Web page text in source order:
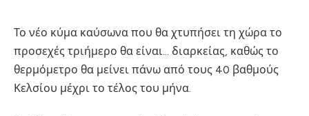
Το νέο κύμα καύσωνα που θα χτυπήσει τη χώρα το
προσεχές τριήμερο θα είναι… διαρκείας, καθώς το
θερμόμετρο θα μείνει πάνω από τους 40 βαθμούς
Κελσίου μέχρι το τέλος του μήνα.